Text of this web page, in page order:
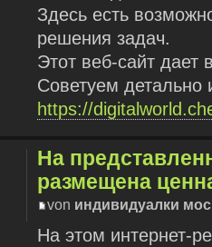
Здесь есть
решения задач.
Этот веб-сайт дает
Советуем детально
https://
На
размещена
von индивидуалки
На этом интернет-